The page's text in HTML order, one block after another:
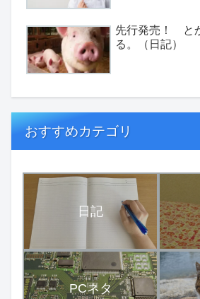
先行発売！ と
る。（日記）
おすすめカテゴリ
日記
PCネタ